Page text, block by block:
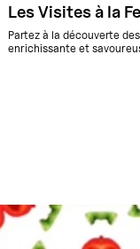
Les Visites à la
Partez à la découverte
enrichissante et